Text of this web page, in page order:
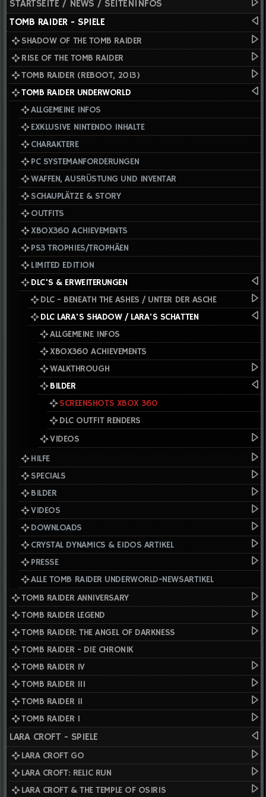
STARTSEITE / NEWS / SEITENINFOS
TOMB RAIDER - SPIELE
SHADOW OF THE TOMB RAIDER
RISE OF THE TOMB RAIDER
TOMB RAIDER (REBOOT, 2013)
TOMB RAIDER UNDERWORLD
ALLGEMEINE INFOS
EXKLUSIVE NINTENDO INHALTE
CHARAKTERE
PC SYSTEMANFORDERUNGEN
WAFFEN, AUSRÜSTUNG UND INVENTAR
SCHAUPLÄTZE & STORY
OUTFITS
XBOX360 ACHIEVEMENTS
PS3 TROPHIES/TROPHÄEN
LIMITED EDITION
DLC'S & ERWEITERUNGEN
DLC - BENEATH THE ASHES / UNTER DER ASCHE
DLC LARA'S SHADOW / LARA'S SCHATTEN
ALLGEMEINE INFOS
XBOX360 ACHIEVEMENTS
WALKTHROUGH
BILDER
SCREENSHOTS XBOX 360
DLC OUTFIT RENDERS
VIDEOS
HILFE
SPECIALS
BILDER
VIDEOS
DOWNLOADS
CRYSTAL DYNAMICS & EIDOS ARTIKEL
PRESSE
ALLE TOMB RAIDER UNDERWORLD-NEWSARTIKEL
TOMB RAIDER ANNIVERSARY
TOMB RAIDER LEGEND
TOMB RAIDER: THE ANGEL OF DARKNESS
TOMB RAIDER - DIE CHRONIK
TOMB RAIDER IV
TOMB RAIDER III
TOMB RAIDER II
TOMB RAIDER I
LARA CROFT - SPIELE
LARA CROFT GO
LARA CROFT: RELIC RUN
LARA CROFT & THE TEMPLE OF OSIRIS